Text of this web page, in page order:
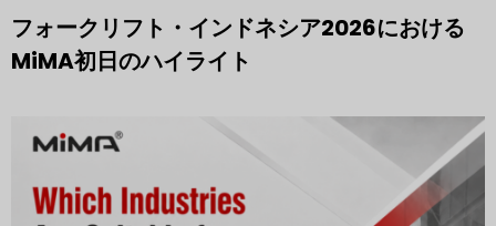
フォークリフト・インドネシア2026における
MiMA初日のハイライト